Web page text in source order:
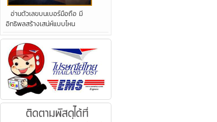
อ่านตัวเลขบนเบอร์มือถือ มี
อิทธิพลสร้างเสน่ห์แบบไหน